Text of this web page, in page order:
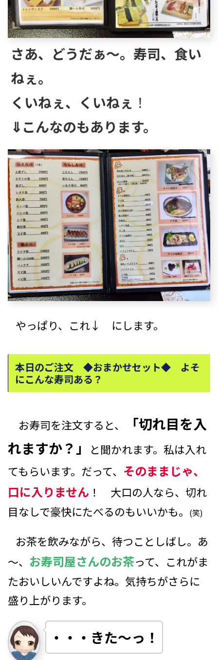
さあ、どうだぁ～。寿司、食い
ねぇ。
くいねぇ、くいねぇ ！
⇓こんなのもあります。
やっぱり、これ↓ にします。
本日のご注文 ◆おまかせセット◆ よそ
にこんな寿司ある？
お寿司を注文すると、
「切れ目を入
れますか？」
と聞かれます。私は入れ
てもらいます。だって、 そのままじゃ、
口に入りません ！ 大口の人なら、切れ
目なしで豪快にたべるのもいいかも。
(笑)
お茶を飲みながら、待つことしばし。あ
～、 お寿司屋さんのお茶って、これがま
たおいしいんですよね。気持ちがさらに
盛り上がります。
・・・きた～っ！